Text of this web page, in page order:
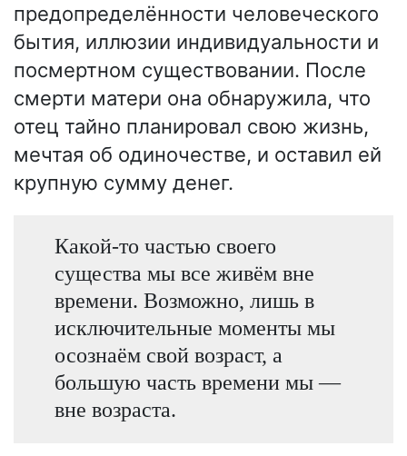
предопределённости человеческого
бытия, иллюзии индивидуальности и
посмертном существовании. После
смерти матери она обнаружила, что
отец тайно планировал свою жизнь,
мечтая об одиночестве, и оставил ей
крупную сумму денег.
Какой-то частью своего
существа мы все живём вне
времени. Возможно, лишь в
исключительные моменты мы
осознаём свой возраст, а
большую часть времени мы —
вне возраста.